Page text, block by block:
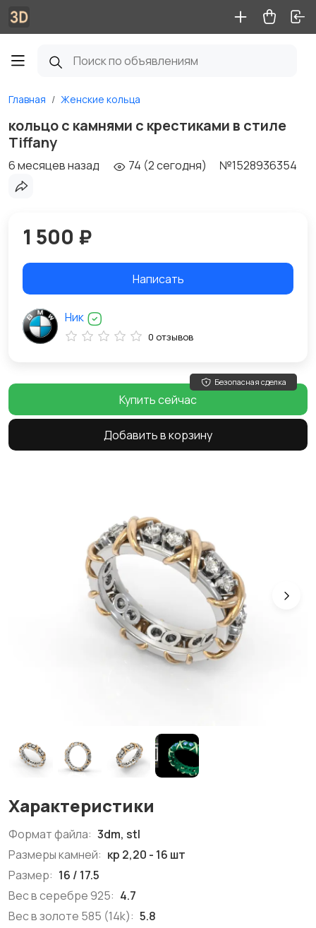
Главная Женские кольца
кольцо c камнями с крестиками в стиле
Tiffany
6 месяцев назад 74 (2 сегодня) №1528936354
Характеристики
Формат файла: 3dm, stl
Размеры камней: кр 2,20 - 16 шт
Размер: 16 / 17.5
Вес в серебре 925: 4.7
Вес в золоте 585 (14k): 5.8
1 500 ₽
Написать
Ник
0 отзывов
Безопасная сделка
Купить сейчас
Добавить в корзину